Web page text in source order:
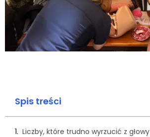
Spis treści
Liczby, które trudno wyrzucić z głowy